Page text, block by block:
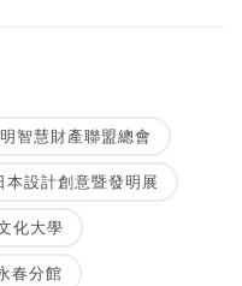
智慧財產聯盟總會
本設計創意暨發明展
化大學
春分館